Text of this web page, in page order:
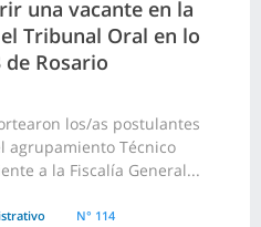
una vacante en la
Tribunal Oral en lo
de Rosario
los/as postulantes
agrupamiento Técnico
a la Fiscalía General...
N° 114